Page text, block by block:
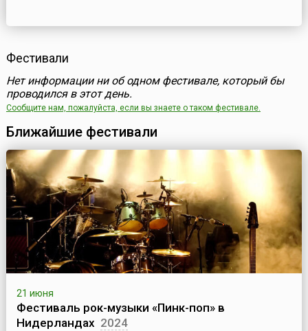
Фестивали
Нет информации ни об одном фестивале, который бы
проводился в этот день.
Сообщите нам, пожалуйста, если вы знаете о таком фестивале.
Ближайшие фестивали
21 июня
Фестиваль рок-музыки «Пинк-поп» в
Нидерландах 2024